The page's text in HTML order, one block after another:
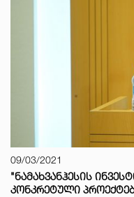
09/03/2021
"ᲜᲐᲛᲐᲮᲕᲐᲜᲰᲔᲡᲘᲡ
ᲙᲝᲜᲙᲠᲔᲢᲣᲚᲘ